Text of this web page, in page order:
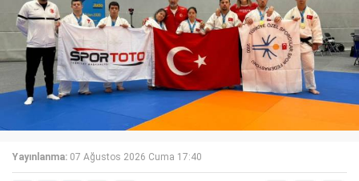
Yayınlanma: 07 Ağustos 2026 Cuma 17:40